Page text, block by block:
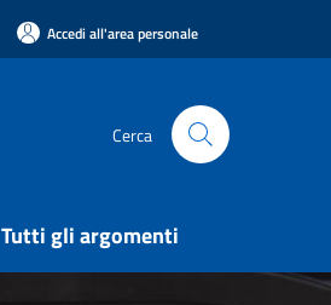
Accedi all'area personale
Cerca
Tutti gli argomenti